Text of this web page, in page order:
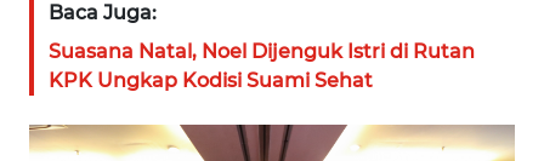
Baca Juga:
Suasana Natal, Noel Dijenguk Istri di Rutan
KPK Ungkap Kodisi Suami Sehat
WN
PAPUA